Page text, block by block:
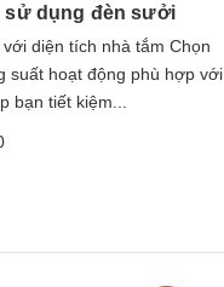
sử dụng đèn sưởi
diện tích nhà tắm Chọn
suất hoạt động phù hợp với
bạn tiết kiệm...